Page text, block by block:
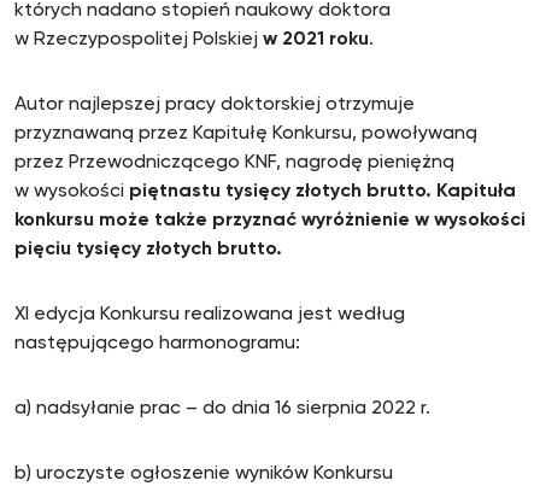
których nadano stopień naukowy doktora
w Rzeczypospolitej Polskiej w 2021 roku.
Autor najlepszej pracy doktorskiej otrzymuje
przyznawaną przez Kapitułę Konkursu, powoływaną
przez Przewodniczącego KNF, nagrodę pieniężną
w wysokości piętnastu tysięcy złotych brutto. Kapituła
konkursu może także przyznać wyróżnienie w wysokości
pięciu tysięcy złotych brutto.
XI edycja Konkursu realizowana jest według
następującego harmonogramu:
a) nadsyłanie prac – do dnia 16 sierpnia 2022 r.
b) uroczyste ogłoszenie wyników Konkursu